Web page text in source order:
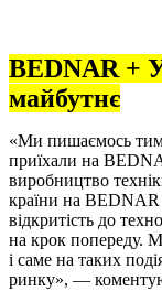
BEDNAR +
майбутнє
«Ми пишаємось
приїхали на
виробництво
країни на BEDNAR
відкритість до
на крок попереду.
і саме на таких
ринку», —